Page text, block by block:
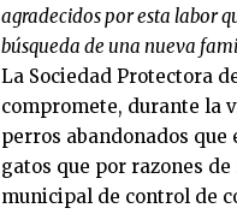
agradecidos por esta labor
búsqueda de una nueva
La Sociedad Protectora
compromete, durante la
perros abandonados
gatos que por razones
municipal de control de